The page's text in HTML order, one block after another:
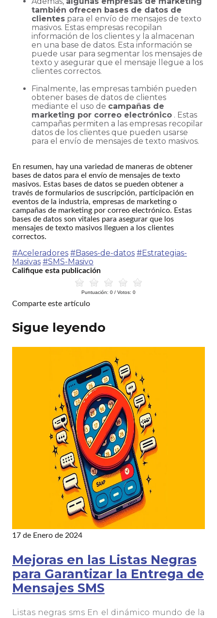
también ofrecen bases de datos de
clientes para el envío de mensajes de texto
masivos. Estas empresas recopilan
información de los clientes y la almacenan
en una base de datos. Esta información se
puede usar para segmentar los mensajes de
texto y asegurar que el mensaje llegue a los
clientes correctos.
Finalmente, las empresas también pueden
obtener bases de datos de clientes
mediante el uso de campañas de
marketing por correo electrónico . Estas
campañas permiten a las empresas recopilar
datos de los clientes que pueden usarse
para el envío de mensajes de texto masivos.
En resumen, hay una variedad de maneras de obtener
bases de datos para el envío de mensajes de texto
masivos. Estas bases de datos se pueden obtener a
través de formularios de suscripción, participación en
eventos de la industria, empresas de marketing o
campañas de marketing por correo electrónico. Estas
bases de datos son vitales para asegurar que los
mensajes de texto masivos lleguen a los clientes
correctos.
#Aceleradores #Bases-de-datos #Estrategias-
Masivas #SMS-Masivo
Califique esta publicación
Puntuación: 0 / Votos: 0
Comparte este artículo
Sigue leyendo
17 de Enero de 2024
Mejoras en las Listas Negras
para Garantizar la Entrega de
Mensajes SMS
Listas negras sms En el dinámico mundo de la